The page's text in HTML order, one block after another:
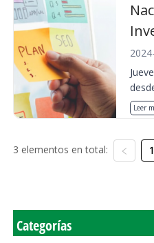
Leer
3 elementos en total: 1
Categorías